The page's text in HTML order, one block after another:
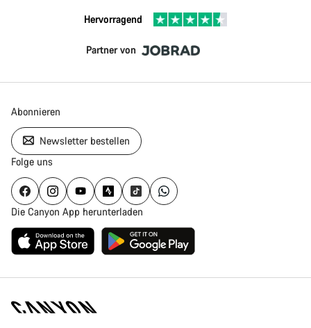
Hervorragend
Partner von
Abonnieren
Newsletter bestellen
Folge uns
Die Canyon App herunterladen